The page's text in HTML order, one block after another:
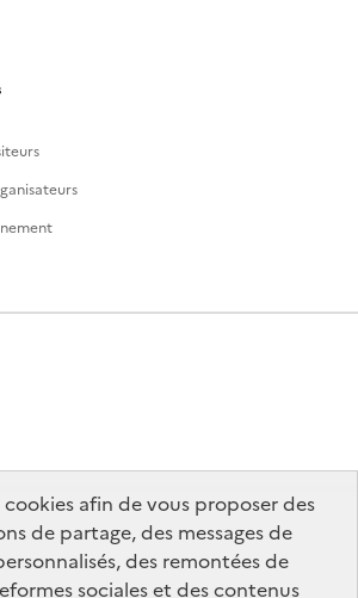
afin de vous proposer des
de partage, des messages de
des remontées de
sociales et des contenus
info.gouv.fr
data.gouv.fr